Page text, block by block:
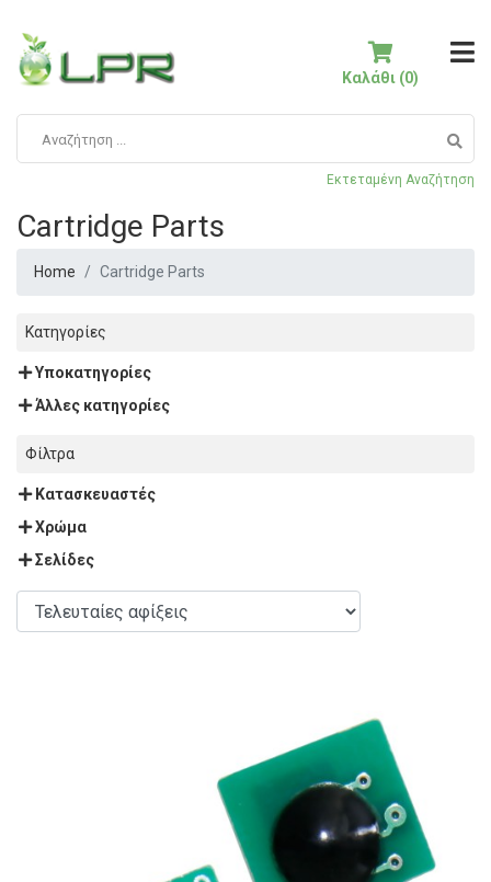
Εκτεταμένη Αναζήτηση
Καλάθι (0)
Cartridge Parts
Home Cartridge Parts
Κατηγορίες
Υποκατηγορίες
Άλλες κατηγορίες
Φίλτρα
Κατασκευαστές
Χρώμα
Σελίδες